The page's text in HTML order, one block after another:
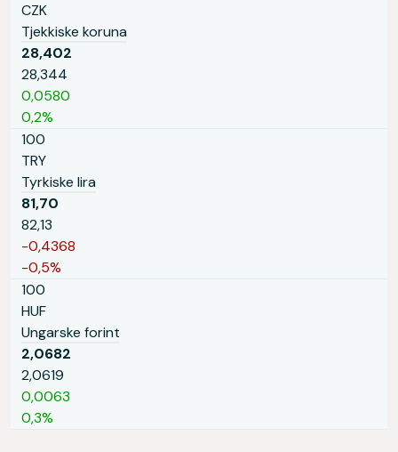
CZK
Tjekkiske koruna
28,402
28,344
0,0580
0,2%
100
TRY
Tyrkiske lira
81,70
82,13
-0,4368
-0,5%
100
HUF
Ungarske forint
2,0682
2,0619
0,0063
0,3%